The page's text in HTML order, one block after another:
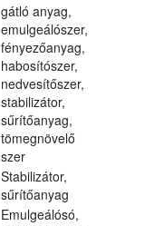
gátló anyag,
emulgeálószer,
fényezőanyag,
habosítószer,
nedvesítőszer,
stabilizátor,
sűrítőanyag,
tömegnövelő
szer
Stabilizátor,
sűrítőanyag
Emulgeálósó,